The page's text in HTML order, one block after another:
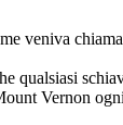
veniva
qualsiasi
Vernon